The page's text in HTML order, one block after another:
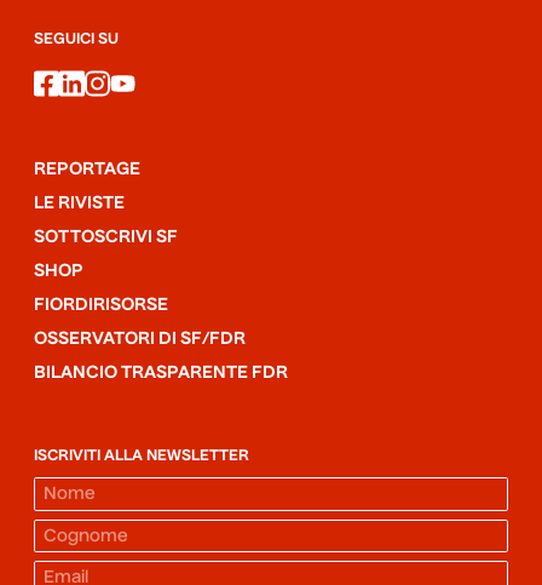
SEGUICI SU
facebook
linkedin
instagram
youtube
REPORTAGE
LE RIVISTE
SOTTOSCRIVI SF
SHOP
FIORDIRISORSE
OSSERVATORI DI SF/FDR
BILANCIO TRASPARENTE FDR
ISCRIVITI ALLA NEWSLETTER